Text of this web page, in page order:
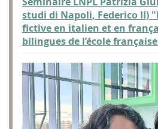
studi di Napoli, Federico II)
fictive en italien et en
bilingues de l’école